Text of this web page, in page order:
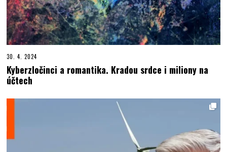
30. 4. 2024
Kyberzločinci a romantika. Kradou srdce i miliony na
účtech